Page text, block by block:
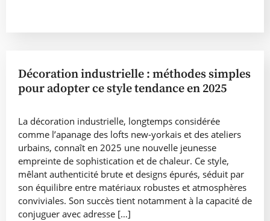
Décoration industrielle : méthodes simples
pour adopter ce style tendance en 2025
La décoration industrielle, longtemps considérée
comme l’apanage des lofts new-yorkais et des ateliers
urbains, connaît en 2025 une nouvelle jeunesse
empreinte de sophistication et de chaleur. Ce style,
mêlant authenticité brute et designs épurés, séduit par
son équilibre entre matériaux robustes et atmosphères
conviviales. Son succès tient notamment à la capacité de
conjuguer avec adresse […]